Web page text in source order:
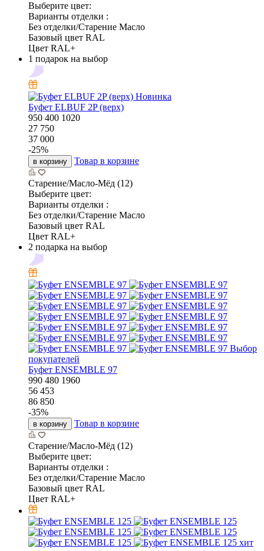
Выберите цвет:
Варианты отделки :
Без отделки/Старение Масло
Базовый цвет RAL
Цвет RAL+
1 подарок на выбор
Новинка
Буфет ELBUF 2P (верх)
950 400 1020
27 750
37 000
-25%
в корзину Товар в корзине
Старение/Масло-Мёд (12)
Выберите цвет:
Варианты отделки :
Без отделки/Старение Масло
Базовый цвет RAL
Цвет RAL+
2 подарка на выбор
Выбор
покупателей
Буфет ENSEMBLE 97
990 480 1960
56 453
86 850
-35%
в корзину Товар в корзине
Старение/Масло-Мёд (12)
Выберите цвет:
Варианты отделки :
Без отделки/Старение Масло
Базовый цвет RAL
Цвет RAL+
хит